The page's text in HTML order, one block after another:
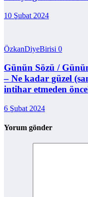
10 Şubat 2024
ÖzkanDiyeBirisi 0
Günün Sözü /
– Ne kadar güzel
intihar etmeden
6 Şubat 2024
Yorum gönder